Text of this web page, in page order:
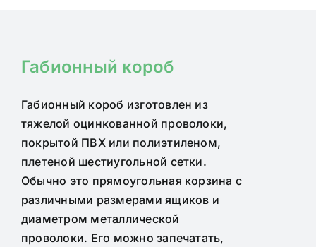
Габионный короб
Габионный короб изготовлен из
тяжелой оцинкованной проволоки,
покрытой ПВХ или полиэтиленом,
плетеной шестиугольной сетки.
Обычно это прямоугольная корзина с
различными размерами ящиков и
диаметром металлической
проволоки. Его можно запечатать,